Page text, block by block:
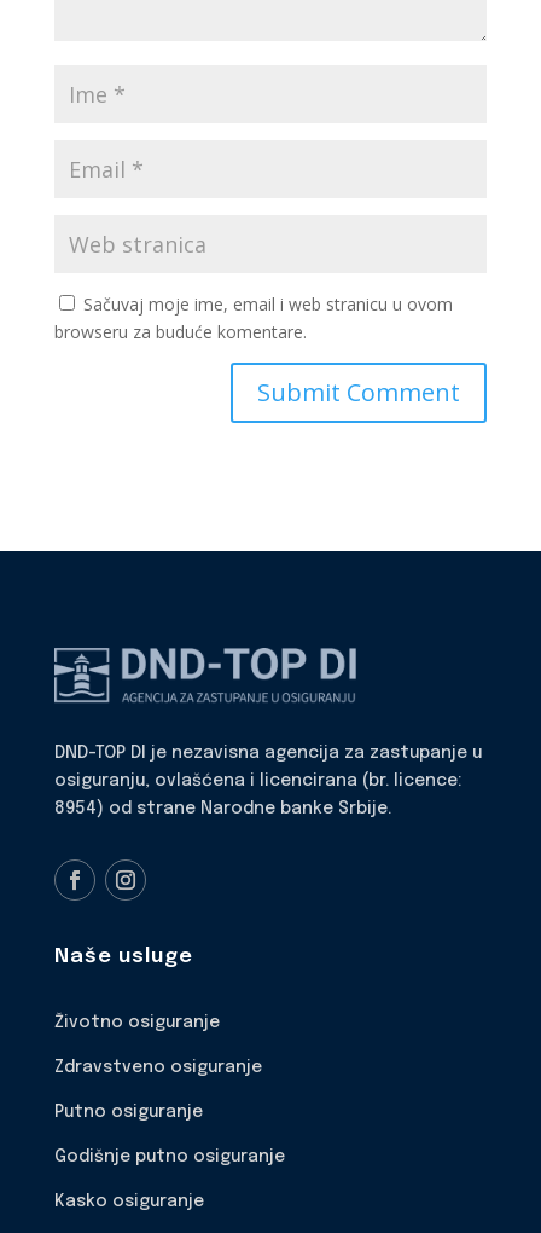
Sačuvaj moje ime, email i web stranicu u ovom
browseru za buduće komentare.
DND-TOP DI je nezavisna agencija za zastupanje u
osiguranju, ovlašćena i licencirana (br. licence:
8954) od strane Narodne banke Srbije.
Naše usluge
Životno osiguranje
Zdravstveno osiguranje
Putno osiguranje
Godišnje putno osiguranje
Kasko osiguranje